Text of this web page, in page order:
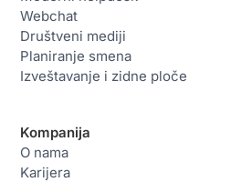
Webchat
Društveni mediji
Planiranje smena
Izveštavanje i zidne ploče
Kompanija
O nama
Karijera